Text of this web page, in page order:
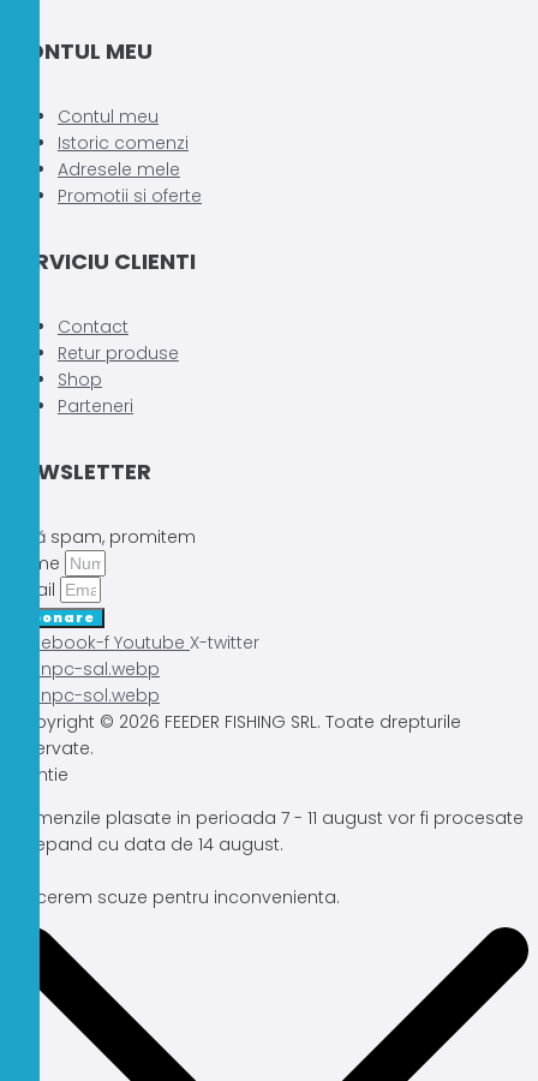
CONTUL MEU
Contul meu
Istoric comenzi
Adresele mele
Promotii si oferte
SERVICIU CLIENTI
Contact
Retur produse
Shop
Parteneri
NEWSLETTER
Fără spam, promitem
Nume
Email
Abonare
Facebook-f Youtube X-twitter
Copyright © 2026 FEEDER FISHING SRL. Toate drepturile
rezervate.
Atentie
Comenzile plasate in perioada 7 - 11 august vor fi procesate
incepand cu data de 14 august.
Ne cerem scuze pentru inconvenienta.